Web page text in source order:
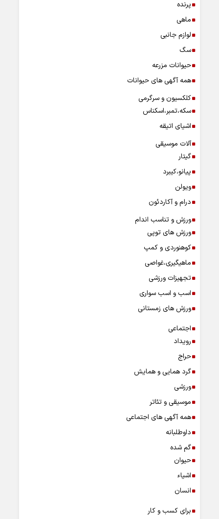
پرنده
ماهی
لوازم جانبی
سگ
حیوانات مزرعه
همه آگهی های حیوانات
کلکسیون و سرگرمی
سکه،تمبر،اسکناس
اشیای اتیقه
آلات موسیقی
گیتار
پیانو،کیبرد
ویولن
درام و آکاردئون
ورزش و تناسب اندام
ورزش های توپی
کوهنوردی و کمپ
ماهیگیری،غواصی
تجهیزات ورزشی
اسب و اسب سواری
ورزش های زمستانی
اجتماعی
رویداد
حراج
گرد همایی و همایش
ورزشی
موسیقی و تئاتر
همه آگهی های اجتماعی
داوطلبانه
گم شده
حیوان
اشیاء
انسان
برای کسب و کار